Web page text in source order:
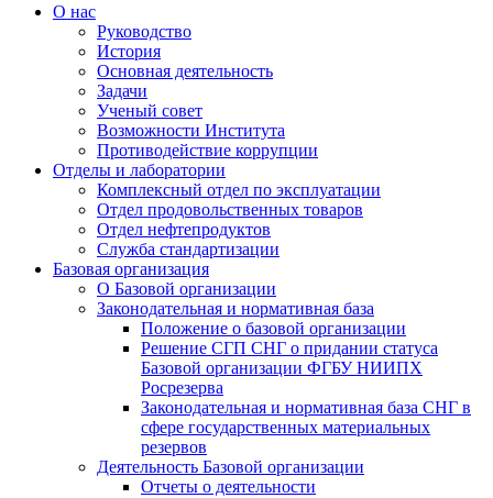
О нас
Руководство
История
Основная деятельность
Задачи
Ученый совет
Возможности Института
Противодействие коррупции
Отделы и лаборатории
Комплексный отдел по эксплуатации
Отдел продовольственных товаров
Отдел нефтепродуктов
Служба стандартизации
Базовая организация
О Базовой организации
Законодательная и нормативная база
Положение о базовой организации
Решение СГП СНГ о придании статуса
Базовой организации ФГБУ НИИПХ
Росрезерва
Законодательная и нормативная база СНГ в
сфере государственных материальных
резервов
Деятельность Базовой организации
Отчеты о деятельности